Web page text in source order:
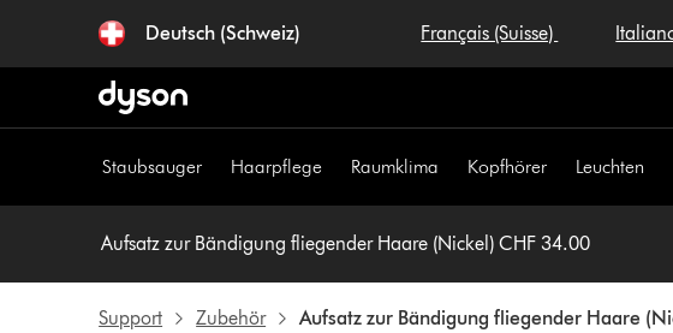
überspringen
Deutsch (Schweiz) Français (Suisse)
Staubsauger Haarpflege Raumklima Kopfhörer Leuchten
Aufsatz zur Bändigung fliegender Haare (Nickel) CHF 34.00
Support Zubehör Aufsatz zur Bändigung fliegender Haare